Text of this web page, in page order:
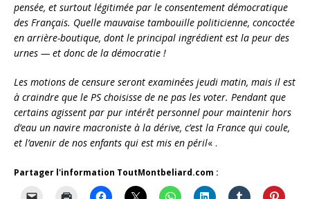
pensée, et surtout légitimée par le consentement démocratique
des Français. Quelle mauvaise tambouille politicienne, concoctée
en arrière-boutique, dont le principal ingrédient est la peur des
urnes — et donc de la démocratie !
Les motions de censure seront examinées jeudi matin, mais il est
à craindre que le PS choisisse de ne pas les voter. Pendant que
certains agissent par pur intérêt personnel pour maintenir hors
d’eau un navire macroniste à la dérive, c’est la France qui coule,
et l’avenir de nos enfants qui est mis en péril« .
Partager l'information ToutMontbeliard.com :